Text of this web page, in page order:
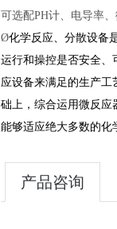
可选配PH计、电导率、
Ø化学反应、分散设备
运行和操控是否安全、
应设备来满足的生产工
础上，综合运用微反应
能够适应绝大多数的化
产品咨询